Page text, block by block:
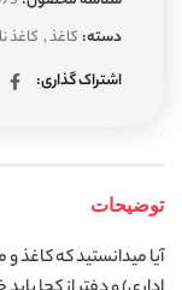
دسته: کاغذ, کاغذ
اشتراک گذاری
توضیحات
آیا میدانستید که کاغذ